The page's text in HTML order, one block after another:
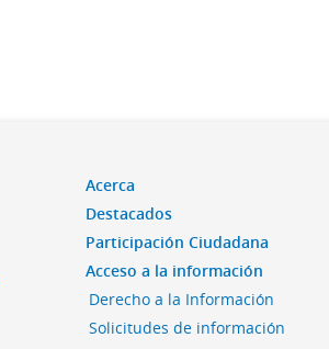
Acerca
Destacados
Participación Ciudadana
Acceso a la información
Derecho a la Información
Solicitudes de información